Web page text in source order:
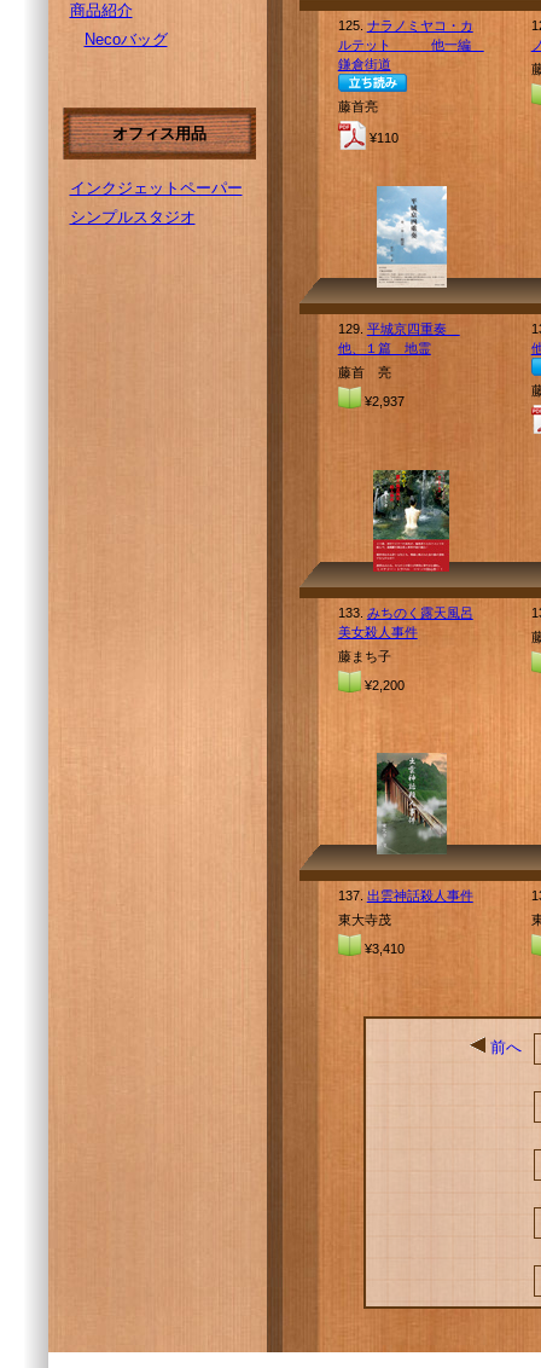
商品紹介
Necoバッグ
オフィス用品
インクジェットペーパー
シンプルスタジオ
125. ナラノミヤコ・カ
ルテット 他一編
鎌倉街道
藤首亮
¥110
129. 平城京四重奏
他、１篇 地霊
藤首 亮
¥2,937
133. みちのく露天風呂
美女殺人事件
藤まち子
¥2,200
137. 出雲神話殺人事件
東大寺茂
¥3,410
前へ